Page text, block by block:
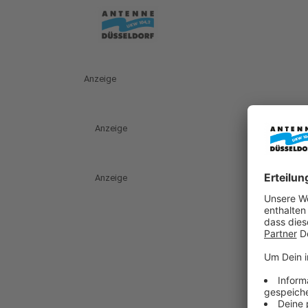
Anzeige
Anzeige
Anzeige